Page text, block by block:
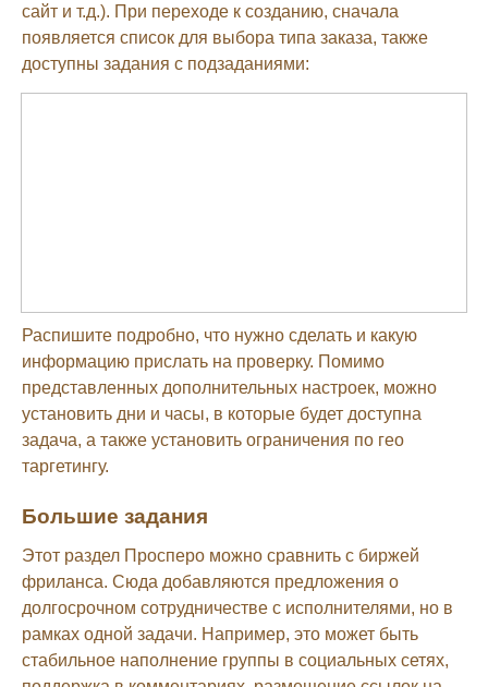
сайт и т.д.). При переходе к созданию, сначала
появляется список для выбора типа заказа, также
доступны задания с подзаданиями:
Распишите подробно, что нужно сделать и какую
информацию прислать на проверку. Помимо
представленных дополнительных настроек, можно
установить дни и часы, в которые будет доступна
задача, а также установить ограничения по гео
таргетингу.
Большие задания
Этот раздел Просперо можно сравнить с биржей
фриланса. Сюда добавляются предложения о
долгосрочном сотрудничестве с исполнителями, но в
рамках одной задачи. Например, это может быть
стабильное наполнение группы в социальных сетях,